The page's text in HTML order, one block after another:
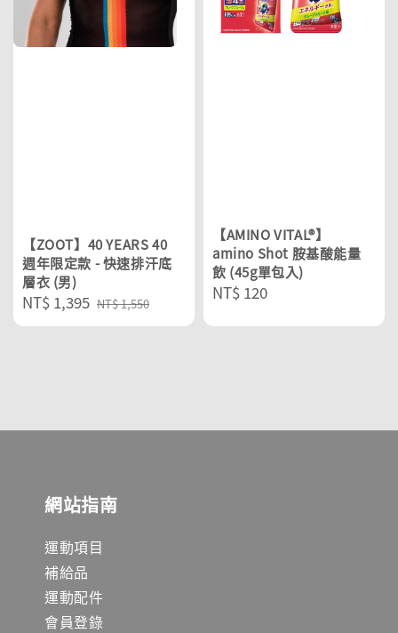
【ZOOT】40 YEARS 40
週年限定款 - 快速排汗底
層衣 (男)
Sale
price
NT$ 1,395 Regular
price
NT$ 1,550
【AMINO VITAL®】
amino Shot 胺基酸能量
飲 (45g單包入)
Regular
NT$ 120
網站指南
運動項目
補給品
運動配件
會員登錄